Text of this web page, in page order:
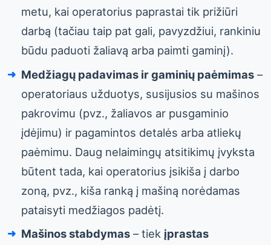
metu, kai operatorius paprastai tik prižiūri
darbą (tačiau taip pat gali, pavyzdžiui, rankiniu
būdu paduoti žaliavą arba paimti gaminį).
Medžiagų padavimas ir gaminių paėmimas –
operatoriaus užduotys, susijusios su mašinos
pakrovimu (pvz., žaliavos ar pusgaminio
įdėjimu) ir pagamintos detalės arba atliekų
paėmimu. Daug nelaimingų atsitikimų įvyksta
būtent tada, kai operatorius įsikiša į darbo
zoną, pvz., kiša ranką į mašiną norėdamas
pataisyti medžiagos padėtį.
Mašinos stabdymas – tiek įprastas